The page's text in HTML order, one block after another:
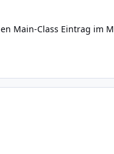
Main-Class Eintrag im